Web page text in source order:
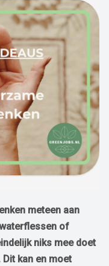
meteen aan
of
niks mee doet
Dit kan en moet